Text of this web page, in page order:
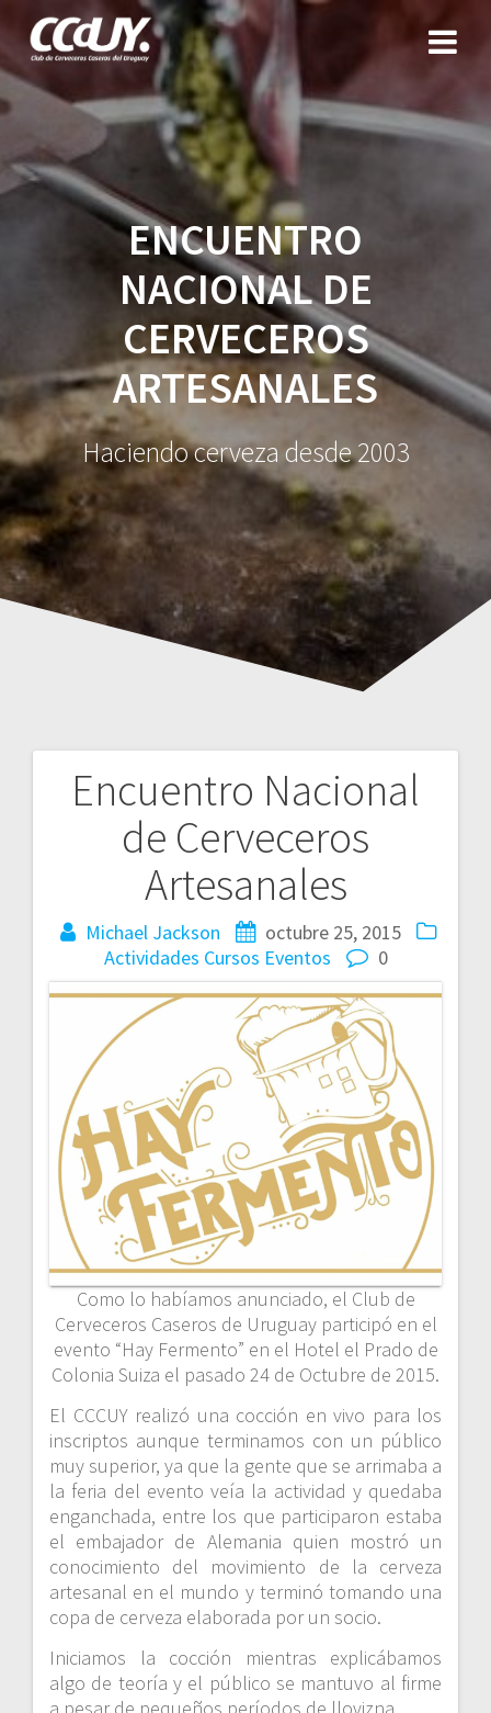
Saltar
contenido
ENCUENTRO
NACIONAL DE
CERVECEROS
ARTESANALES
Haciendo cerveza desde 2003
Encuentro Nacional
de Cerveceros
Artesanales
Michael Jackson
octubre 25, 2015
Actividades Cursos Eventos 0
Como lo habíamos anunciado, el Club de
Cerveceros Caseros de Uruguay participó en el
evento “Hay Fermento” en el Hotel el Prado de
Colonia Suiza el pasado 24 de Octubre de 2015.
El CCCUY realizó una cocción en vivo para los
inscriptos aunque terminamos con un público
muy superior, ya que la gente que se arrimaba a
la feria del evento veía la actividad y quedaba
enganchada, entre los que participaron estaba
el embajador de Alemania quien mostró un
conocimiento del movimiento de la cerveza
artesanal en el mundo y terminó tomando una
copa de cerveza elaborada por un socio.
Iniciamos la cocción mientras explicábamos
algo de teoría y el público se mantuvo al firme
Navegación
entradas